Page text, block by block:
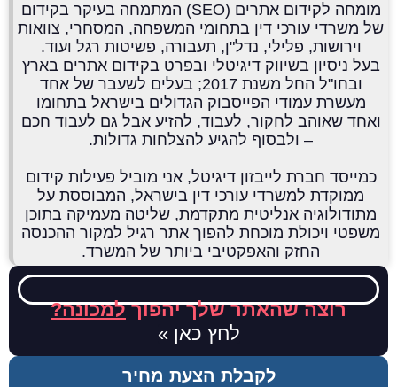
מומחה לקידום אתרים (SEO) המתמחה בעיקר בקידום
של משרדי עורכי דין בתחומי המשפחה, המסחרי, צוואות
וירושות, פלילי, נדל"ן, תעבורה, פשיטות רגל ועוד.
בעל ניסיון בשיווק דיגיטלי ובפרט בקידום אתרים בארץ
ובחו"ל החל משנת 2017; בעלים לשעבר של אחד
מעשרת עמודי הפייסבוק הגדולים בישראל בתחומו
ואחד שאוהב לחקור, לעבוד, להזיע אבל גם לעבוד חכם
– ולבסוף להגיע להצלחות גדולות.
כמייסד חברת לייבזון דיגיטל, אני מוביל פעילות קידום
ממוקדת למשרדי עורכי דין בישראל, המבוססת על
מתודולוגיה אנליטית מתקדמת, שליטה מעמיקה בתוכן
משפטי ויכולת מוכחת להפוך אתר רגיל למקור ההכנסה
החזק והאפקטיבי ביותר של המשרד.
רוצה שהאתר שלך יהפוךלמכונה?
לחץ כאן »
לקבלת הצעת מחיר